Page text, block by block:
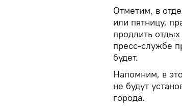
Отметим, в
или пятницу,
продлить
пресс-службе
будет.
Напомним, в
не будут
города.